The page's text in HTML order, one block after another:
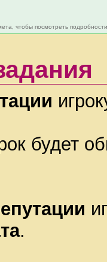
чтобы посмотреть
будет
.